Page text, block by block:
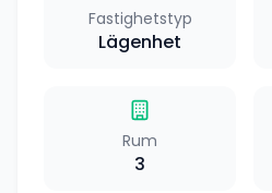
Fastighetstyp
Lägenhet
Rum
3